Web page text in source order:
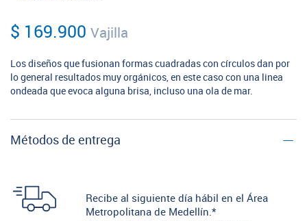
$ 169.900 Vajilla
Los diseños que fusionan formas cuadradas con círculos dan por
lo general resultados muy orgánicos, en este caso con una linea
ondeada que evoca alguna brisa, incluso una ola de mar.
Métodos de entrega
Recibe al siguiente día hábil en el Área
Metropolitana de Medellín.*